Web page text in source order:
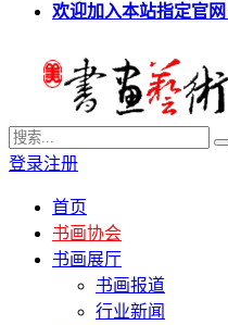
欢迎加入本站指定官
登录注册
首页
书画协会
书画展厅
书画报道
行业新闻